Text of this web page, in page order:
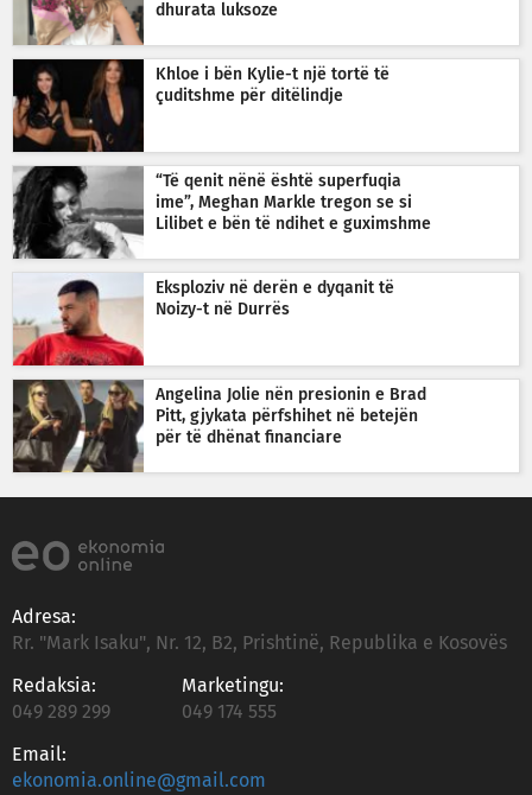
dhurata luksoze
Khloe i bën Kylie-t një tortë të
çuditshme për ditëlindje
“Të qenit nënë është superfuqia
ime”, Meghan Markle tregon se si
Lilibet e bën të ndihet e guximshme
Eksploziv në derën e dyqanit të
Noizy-t në Durrës
Angelina Jolie nën presionin e Brad
Pitt, gjykata përfshihet në betejën
për të dhënat financiare
Adresa:
Rr. "Mark Isaku", Nr. 12, B2, Prishtinë, Republika e Kosovës
Redaksia:
049 289 299
Marketingu:
049 174 555
Email:
ekonomia.online@gmail.com